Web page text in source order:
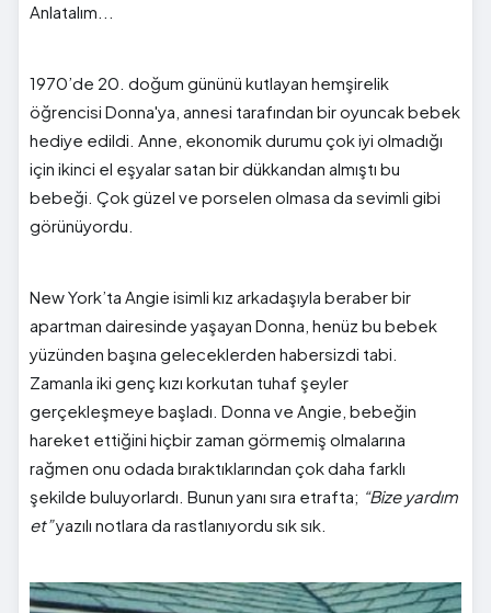
Anlatalım...
1970’de 20. doğum gününü kutlayan hemşirelik
öğrencisi Donna'ya, annesi tarafından bir oyuncak bebek
hediye edildi. Anne, ekonomik durumu çok iyi olmadığı
için ikinci el eşyalar satan bir dükkandan almıştı bu
bebeği. Çok güzel ve porselen olmasa da sevimli gibi
görünüyordu.
New York’ta Angie isimli kız arkadaşıyla beraber bir
apartman dairesinde yaşayan Donna, henüz bu bebek
yüzünden başına geleceklerden habersizdi tabi.
Zamanla iki genç kızı korkutan tuhaf şeyler
gerçekleşmeye başladı. Donna ve Angie, bebeğin
hareket ettiğini hiçbir zaman görmemiş olmalarına
rağmen onu odada bıraktıklarından çok daha farklı
şekilde buluyorlardı. Bunun yanı sıra etrafta; “Bize yardım
et”yazılı notlara da rastlanıyordu sık sık.